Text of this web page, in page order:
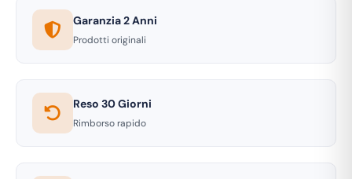
Garanzia 2 Anni
Prodotti originali
Reso 30 Giorni
Rimborso rapido